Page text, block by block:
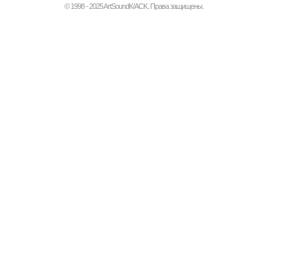
© 1998 - 2025 ArtSoundK/ACK. Права защищены.